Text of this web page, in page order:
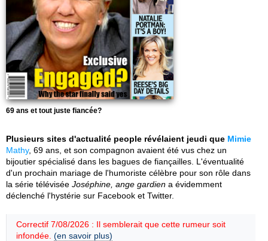
69 ans et tout juste fiancée?
Plusieurs sites d'actualité people révélaient jeudi que Mimie
Mathy, 69 ans, et son compagnon avaient été vus chez un
bijoutier spécialisé dans les bagues de fiançailles. L'éventualité
d'un prochain mariage de l'humoriste célèbre pour son rôle dans
la série télévisée Joséphine, ange gardien a évidemment
déclenché l'hystérie sur Facebook et Twitter.
Correctif 7/08/2026 : Il semblerait que cette rumeur soit
infondée. (en savoir plus)